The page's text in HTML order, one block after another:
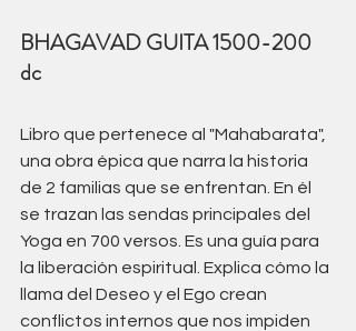
BHAGAVAD GUITA 1500-200
dc
Libro que pertenece al "Mahabarata",
una obra épica que narra la historia
de 2 familias que se enfrentan. En él
se trazan las sendas principales del
Yoga en 700 versos. Es una guía para
la liberación espiritual. Explica cómo la
llama del Deseo y el Ego crean
conflictos internos que nos impiden